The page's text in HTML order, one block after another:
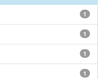
1
1
1
1